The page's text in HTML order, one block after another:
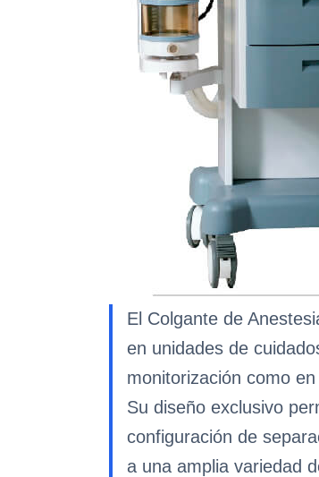
El Colgante de
en unidades de
monitorización como
Su diseño exclusivo
configuración de
a una amplia variedad